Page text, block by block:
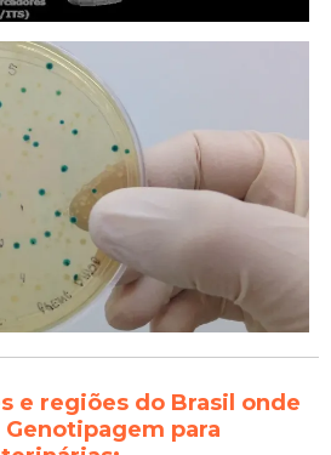
e regiões do Brasil onde
para